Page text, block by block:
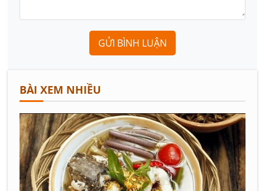
GỬI BÌNH LUẬN
BÀI XEM NHIỀU